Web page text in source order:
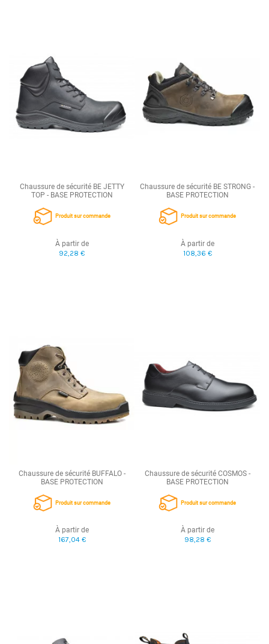
Chaussure de sécurité BE JETTY
TOP - BASE PROTECTION
Produit sur commande
À partir de
92,28 €
Chaussure de sécurité BE STRONG -
BASE PROTECTION
Produit sur commande
À partir de
108,36 €
Chaussure de sécurité BUFFALO -
BASE PROTECTION
Produit sur commande
À partir de
167,04 €
Chaussure de sécurité COSMOS -
BASE PROTECTION
Produit sur commande
À partir de
98,28 €